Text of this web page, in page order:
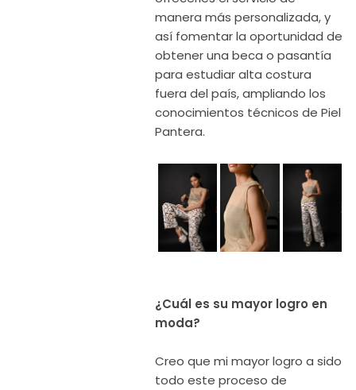
manera más personalizada, y
así fomentar la oportunidad de
obtener una beca o pasantía
para estudiar alta costura
fuera del país, ampliando los
conocimientos técnicos de Piel
Pantera.
¿Cuál es su mayor logro en
moda?
Creo que mi mayor logro a sido
todo este proceso de